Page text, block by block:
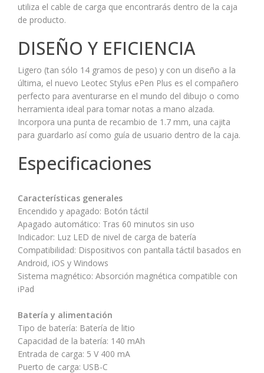
utiliza el cable de carga que encontrarás dentro de la caja
de producto.
DISEÑO Y EFICIENCIA
Ligero (tan sólo 14 gramos de peso) y con un diseño a la
última, el nuevo Leotec Stylus ePen Plus es el compañero
perfecto para aventurarse en el mundo del dibujo o como
herramienta ideal para tomar notas a mano alzada.
Incorpora una punta de recambio de 1.7 mm, una cajita
para guardarlo así como guía de usuario dentro de la caja.
Especificaciones
Características generales
Encendido y apagado: Botón táctil
Apagado automático: Tras 60 minutos sin uso
Indicador: Luz LED de nivel de carga de batería
Compatibilidad: Dispositivos con pantalla táctil basados en
Android, iOS y Windows
Sistema magnético: Absorción magnética compatible con
iPad
Batería y alimentación
Tipo de batería: Batería de litio
Capacidad de la batería: 140 mAh
Entrada de carga: 5 V 400 mA
Puerto de carga: USB-C